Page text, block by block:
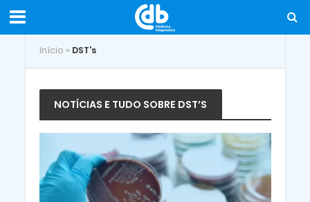
Início » DST's
NOTÍCIAS E TUDO SOBRE DST’S